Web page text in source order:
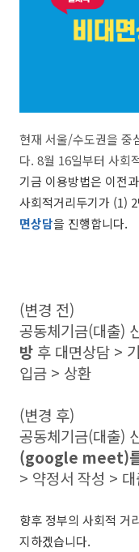
현재 서울/수도권을 중
다. 8월 16일부터 사회
기금 이용방법은 이전
사회적거리두기가 (1)
면상담을 진행합니다.
(변경 전)
공동체기금(대출)
방 후 대면상담 >
입금 > 상환
(변경 후)
공동체기금(대출)
(google meet)를
> 약정서 작성 >
향후 정부의 사회적 거
지하겠습니다.